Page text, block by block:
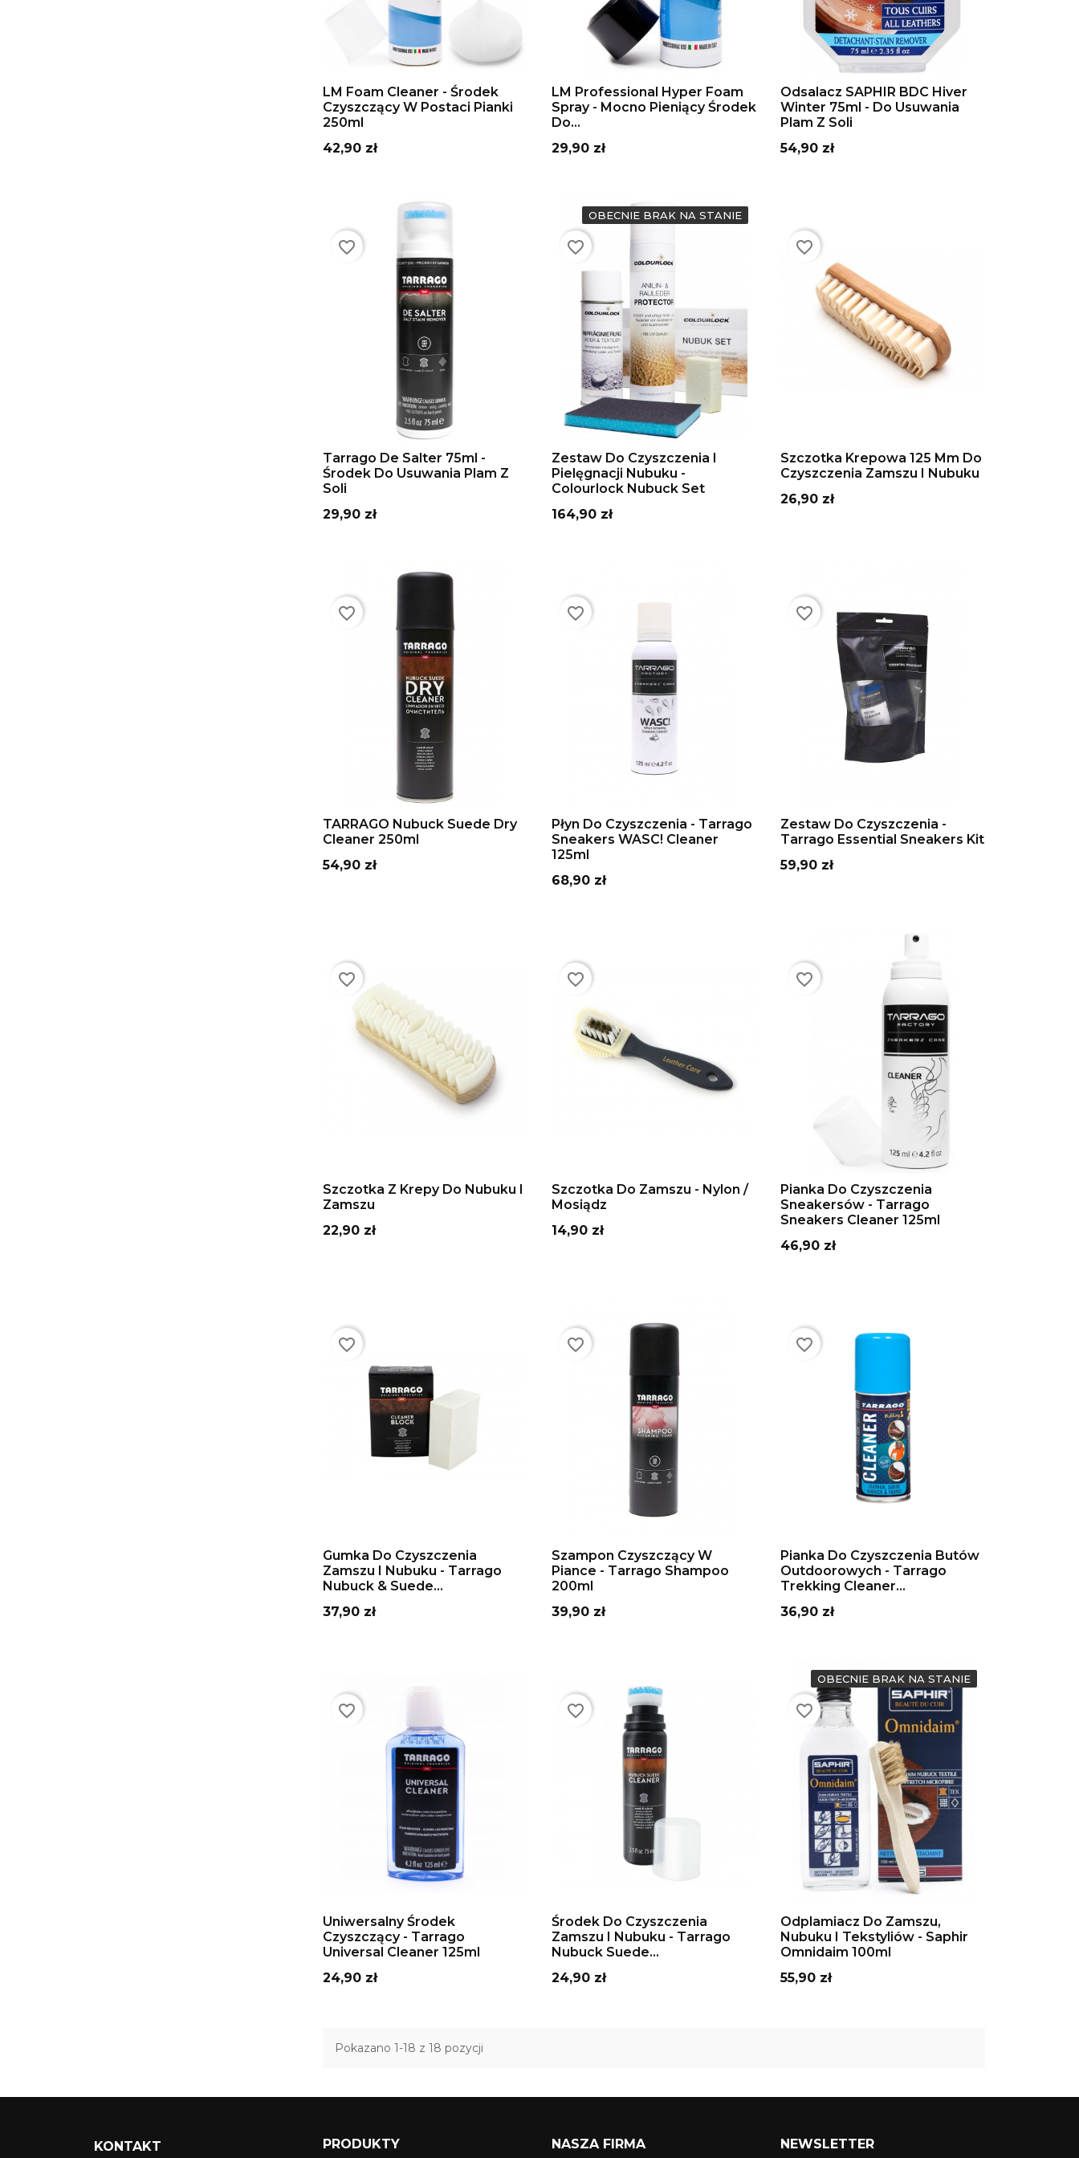
LM Foam Cleaner - Środek
Czyszczący W Postaci Pianki
250ml
Cena
42,90 zł
LM Professional Hyper Foam
Spray - Mocno Pieniący Środek
Do...
Cena
29,90 zł
Odsalacz SAPHIR BDC Hiver
Winter 75ml - Do Usuwania
Plam Z Soli
Cena
54,90 zł
Tarrago De Salter 75ml -
Środek Do Usuwania Plam Z
Soli
Cena
29,90 zł
favorite_border
OBECNIE BRAK NA STANIE
Zestaw Do Czyszczenia I
Pielęgnacji Nubuku -
Colourlock Nubuck Set
Cena
164,90 zł
favorite_border
Szczotka Krepowa 125 Mm Do
Czyszczenia Zamszu I Nubuku
Cena
26,90 zł
favorite_border
TARRAGO Nubuck Suede Dry
Cleaner 250ml
Cena
54,90 zł
favorite_border
Płyn Do Czyszczenia - Tarrago
Sneakers WASC! Cleaner
125ml
Cena
68,90 zł
favorite_border
Zestaw Do Czyszczenia -
Tarrago Essential Sneakers Kit
Cena
59,90 zł
favorite_border
Szczotka Z Krepy Do Nubuku I
Zamszu
Cena
22,90 zł
favorite_border
Szczotka Do Zamszu - Nylon /
Mosiądz
Cena
14,90 zł
favorite_border
Pianka Do Czyszczenia
Sneakersów - Tarrago
Sneakers Cleaner 125ml
Cena
46,90 zł
favorite_border
Gumka Do Czyszczenia
Zamszu I Nubuku - Tarrago
Nubuck & Suede...
Cena
37,90 zł
favorite_border
Szampon Czyszczący W
Piance - Tarrago Shampoo
200ml
Cena
39,90 zł
favorite_border
Pianka Do Czyszczenia Butów
Outdoorowych - Tarrago
Trekking Cleaner...
Cena
36,90 zł
favorite_border
Uniwersalny Środek
Czyszczący - Tarrago
Universal Cleaner 125ml
Cena
24,90 zł
favorite_border
Środek Do Czyszczenia
Zamszu I Nubuku - Tarrago
Nubuck Suede...
Cena
24,90 zł
favorite_border
OBECNIE BRAK NA STANIE
Odplamiacz Do Zamszu,
Nubuku I Tekstyliów - Saphir
Omnidaim 100ml
Cena
55,90 zł
favorite_border
Pokazano 1-18 z 18 pozycji
KONTAKT PRODUKTY NASZA FIRMA NEWSLETTER